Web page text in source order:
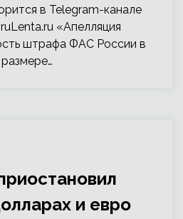
в Telegram-канале
«Апелляция
штрафа ФАС России в
и евро